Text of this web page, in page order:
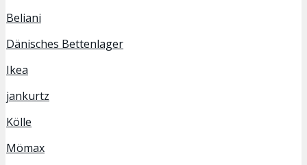
Beliani
Dänisches Bettenlager
Ikea
jankurtz
Kölle
Mömax